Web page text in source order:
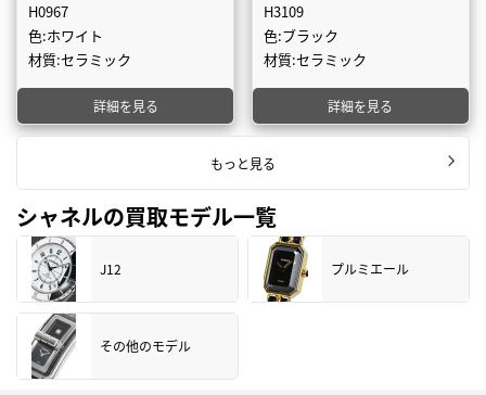
H0967
色:ホワイト
材質:セラミック
詳細を見る
H3109
色:ブラック
材質:セラミック
詳細を見る
もっと見る
シャネルの買取モデル一覧
J12 プルミエール
その他のモデル